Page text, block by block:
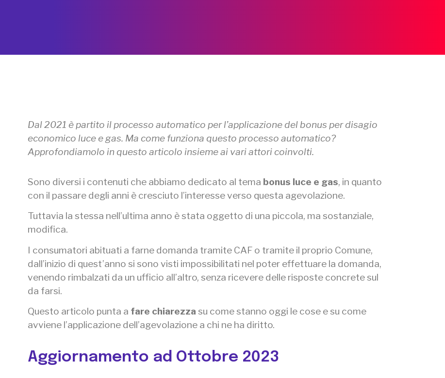
Dal 2021 è partito il processo automatico per l’applicazione del bonus per disagio
economico luce e gas. Ma come funziona questo processo automatico?
Approfondiamolo in questo articolo insieme ai vari attori coinvolti.
Sono diversi i contenuti che abbiamo dedicato al tema bonus luce e gas, in quanto
con il passare degli anni è cresciuto l’interesse verso questa agevolazione.
Tuttavia la stessa nell’ultima anno è stata oggetto di una piccola, ma sostanziale,
modifica.
I consumatori abituati a farne domanda tramite CAF o tramite il proprio Comune,
dall’inizio di quest’anno si sono visti impossibilitati nel poter effettuare la domanda,
venendo rimbalzati da un ufficio all’altro, senza ricevere delle risposte concrete sul
da farsi.
Questo articolo punta a fare chiarezza su come stanno oggi le cose e su come
avviene l’applicazione dell’agevolazione a chi ne ha diritto.
Aggiornamento ad Ottobre 2023